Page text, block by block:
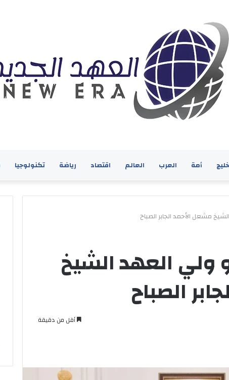
أمة العرب العالم اقتصاد رياضة تكنولوجيا
مشعل الأحمد الجابر الصباح
العهد الشيخ
الصباح
أقل من دقيقة